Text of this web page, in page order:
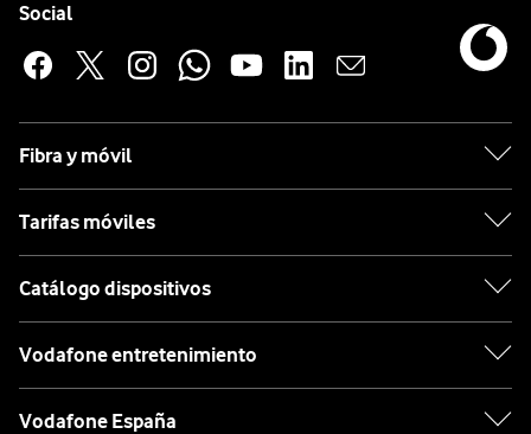
Social
Fibra y móvil
Tarifas móviles
Catálogo dispositivos
Vodafone entretenimiento
Vodafone España